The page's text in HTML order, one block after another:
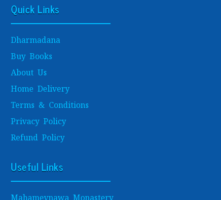
Quick Links
Dharmadana
Buy Books
About Us
Home Delivery
Terms & Conditions
Privacy Policy
Refund Policy
Useful Links
Mahamevnawa Monastery